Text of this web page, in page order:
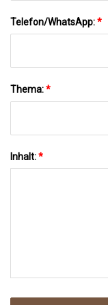
Telefon/WhatsApp:*
Thema:*
Inhalt:*